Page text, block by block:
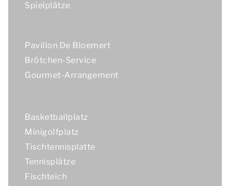
Spielplätze
Pavillon De Bloemert
Brötchen-Service
Gourmet-Arrangement
Basketballplatz
Minigolfplatz
Tischtennisplatte
Tennisplätze
Fischteich